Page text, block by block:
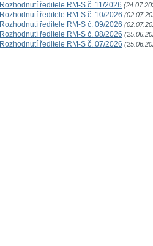
Rozhodnutí ředitele RM-S č. 11/2026
Rozhodnutí ředitele RM-S č. 10/2026
Rozhodnutí ředitele RM-S č. 09/2026
Rozhodnutí ředitele RM-S č. 08/2026
Rozhodnutí ředitele RM-S č. 07/2026